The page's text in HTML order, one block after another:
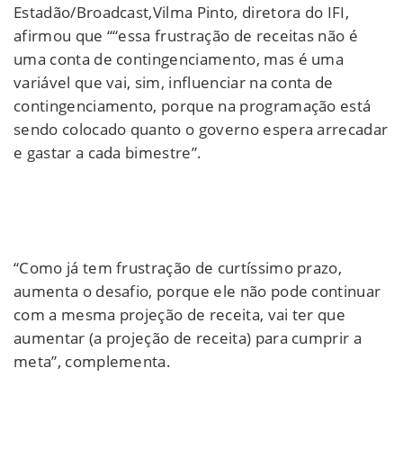
Estadão/Broadcast,Vilma Pinto, diretora do IFI,
afirmou que ““essa frustração de receitas não é
uma conta de contingenciamento, mas é uma
variável que vai, sim, influenciar na conta de
contingenciamento, porque na programação está
sendo colocado quanto o governo espera arrecadar
e gastar a cada bimestre”.
“Como já tem frustração de curtíssimo prazo,
aumenta o desafio, porque ele não pode continuar
com a mesma projeção de receita, vai ter que
aumentar (a projeção de receita) para cumprir a
meta”, complementa.